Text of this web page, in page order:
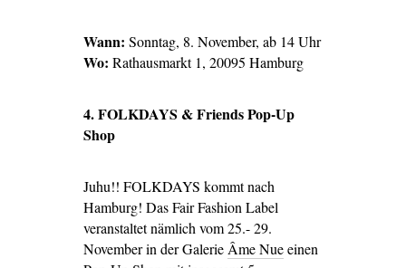
Wann: Sonntag, 8. November, ab 14 Uhr
Wo: Rathausmarkt 1, 20095 Hamburg
4. FOLKDAYS & Friends Pop-Up
Shop
Juhu!! FOLKDAYS kommt nach
Hamburg! Das Fair Fashion Label
veranstaltet nämlich vom 25.- 29.
November in der Galerie Âme Nueeinen